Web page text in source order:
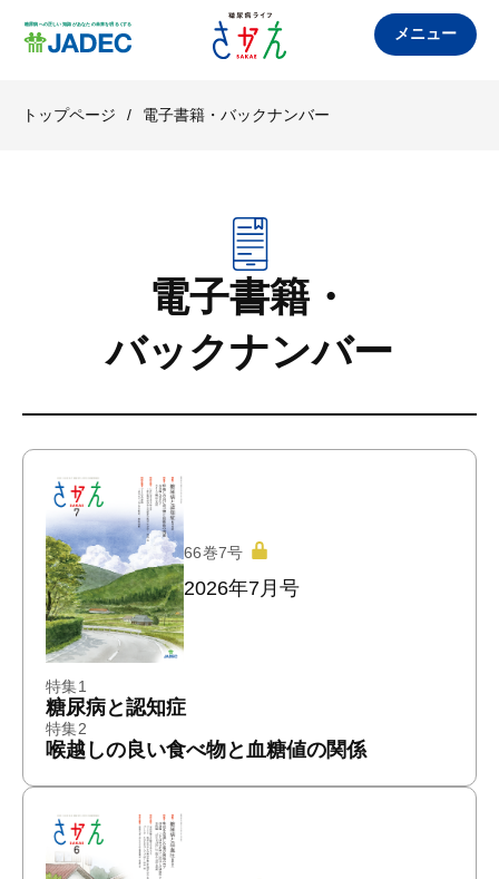
メニュー
トップページ / 電子書籍・バックナンバー
電子書籍・
バックナンバー
66巻7号
2026年7月号
特集1
糖尿病と認知症
特集2
喉越しの良い食べ物と血糖値の関係